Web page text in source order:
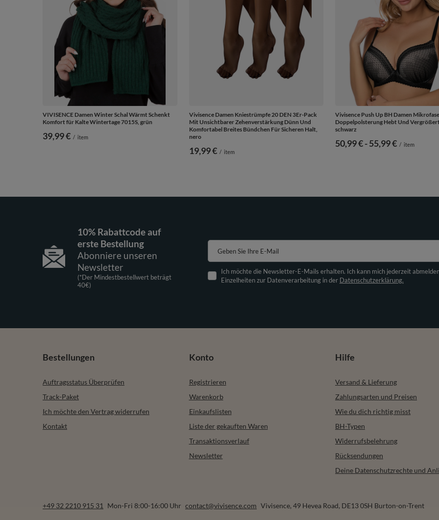
VIVISENCE Damen Winter Schal Wärmt Schenkt
Komfort für Kalte Wintertage 7015S, grün
39,99 € / item
Vivisence Damen Kniestrümpfe 20 DEN 3Er-Pack
Mit Unsichtbarer Zehenverstärkung Dünn Und
Komfortabel Breites Bündchen Für Sicheren Halt,
nero
19,99 € / item
Vivisence Push Up BH Damen
Doppelpolsterung Hebt Und
schwarz
ab
50,99 €-bis
55,99 € / item
10% Rabattcode auf
erste Bestellung
Abonniere unseren
Newsletter
(*Der Mindestbestellwert beträgt
40€)
Geben Sie Ihre E-Mail
Ich möchte die Newsletter-E-Mails erhalten. Ich kann mich jederzeit
Einzelheiten zur Datenverarbeitung in der Datenschutzerklärung.
Bestellungen
Auftragsstatus Überprüfen
Track-Paket
Ich möchte den Vertrag widerrufen
Kontakt
Konto
Registrieren
Warenkorb
Einkaufslisten
Liste der gekauften Waren
Transaktionsverlauf
Newsletter
Hilfe
Versand & Lieferung
Zahlungsarten und Preisen
Wie du dich richtig misst
BH-Typen
Widerrufsbelehrung
Rücksendungen
Deine Datenschutzrechte und
+49 32 2210 915 31 Mon-Fri 8:00-16:00 Uhr contact@vivisence.com Vivisence, 49 Hevea Road, DE13 0SH Burton-on-Trent